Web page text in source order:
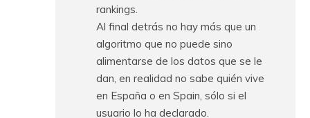
rankings.
Al final detrás no hay más que un
algoritmo que no puede sino
alimentarse de los datos que se le
dan, en realidad no sabe quién vive
en España o en Spain, sólo si el
usuario lo ha declarado.